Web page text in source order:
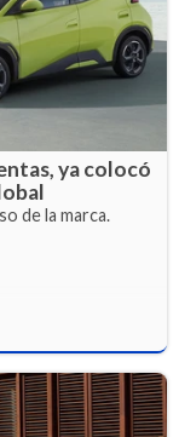
ya colocó
de la marca.